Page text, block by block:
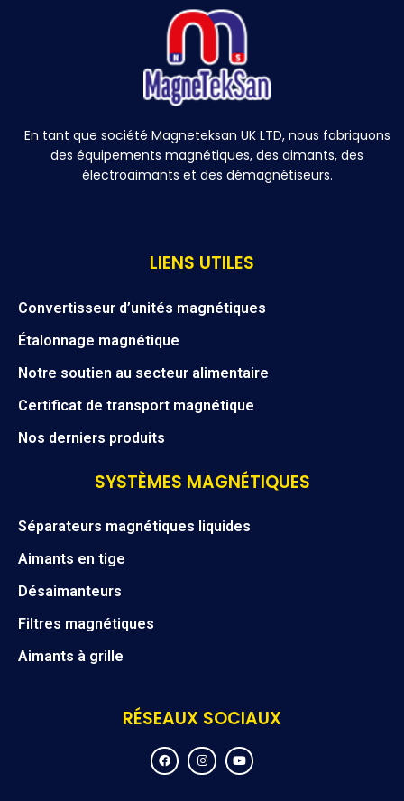
En tant que société Magneteksan UK LTD, nous fabriquons
des équipements magnétiques, des aimants, des
électroaimants et des démagnétiseurs.
LIENS UTILES
Convertisseur d’unités magnétiques
Étalonnage magnétique
Notre soutien au secteur alimentaire
Certificat de transport magnétique
Nos derniers produits
SYSTÈMES MAGNÉTIQUES
Séparateurs magnétiques liquides
Aimants en tige
Désaimanteurs
Filtres magnétiques
Aimants à grille
RÉSEAUX SOCIAUX
F
a
c
I
n
s
Y
o
u